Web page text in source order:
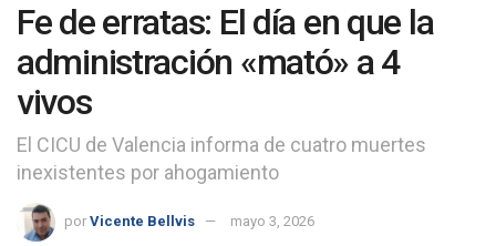
Fe de erratas: El día en que la
administración «mató» a 4
vivos
El CICU de Valencia informa de cuatro muertes
inexistentes por ahogamiento
por Vicente Bellvis mayo 3, 2026